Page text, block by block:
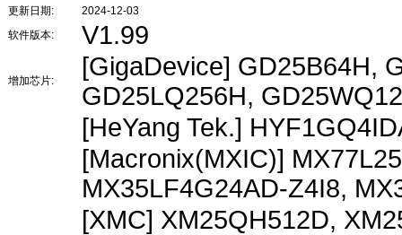
更新日期:
2024-12-03
软件版本:
V1.99
增加芯片:
[GigaDevice] GD25B64H,
GD25LQ256H,
[HeYang Tek.]
[Macronix(MXIC)]
MX35LF4G24AD-Z4I8,
[XMC] XM25QH512D,